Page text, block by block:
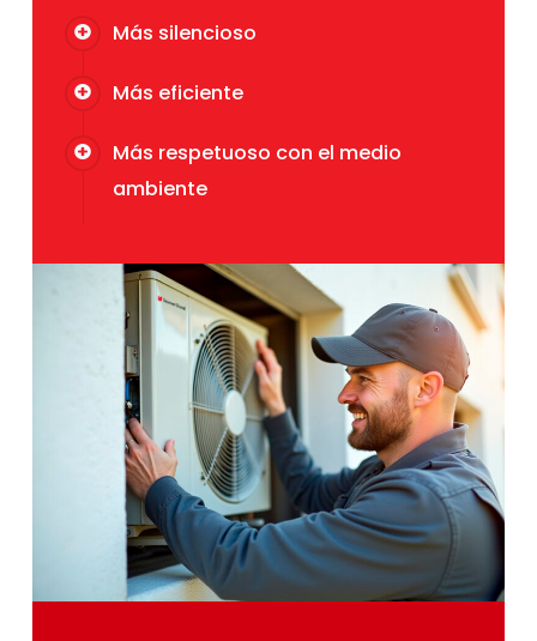
Más silencioso
Más eficiente
Más respetuoso con el medio
ambiente